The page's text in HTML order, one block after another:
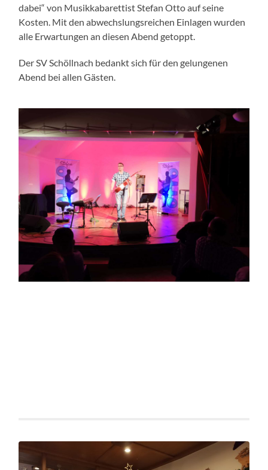
dabei“ von Musikkabarettist Stefan Otto auf seine
Kosten. Mit den abwechslungsreichen Einlagen wurden
alle Erwartungen an diesen Abend getoppt.
Der SV Schöllnach bedankt sich für den gelungenen
Abend bei allen Gästen.